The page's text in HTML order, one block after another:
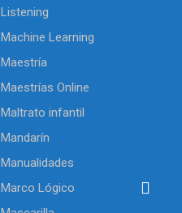
Listening
Machine Learning
Maestría
Maestrías Online
Maltrato infantil
Mandarín
Manualidades
Marco Lógico